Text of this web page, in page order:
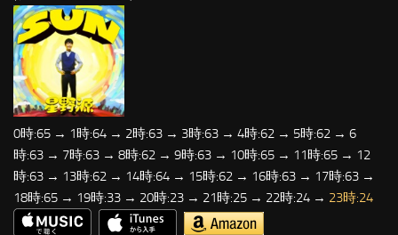
0時:65 → 1時:64 → 2時:63 → 3時:63 → 4時:62 → 5時:62 → 6
時:63 → 7時:63 → 8時:62 → 9時:63 → 10時:65 → 11時:65 → 12
時:63 → 13時:62 → 14時:64 → 15時:62 → 16時:63 → 17時:63 →
18時:65 → 19時:33 → 20時:23 → 21時:25 → 22時:24 → 23時:24